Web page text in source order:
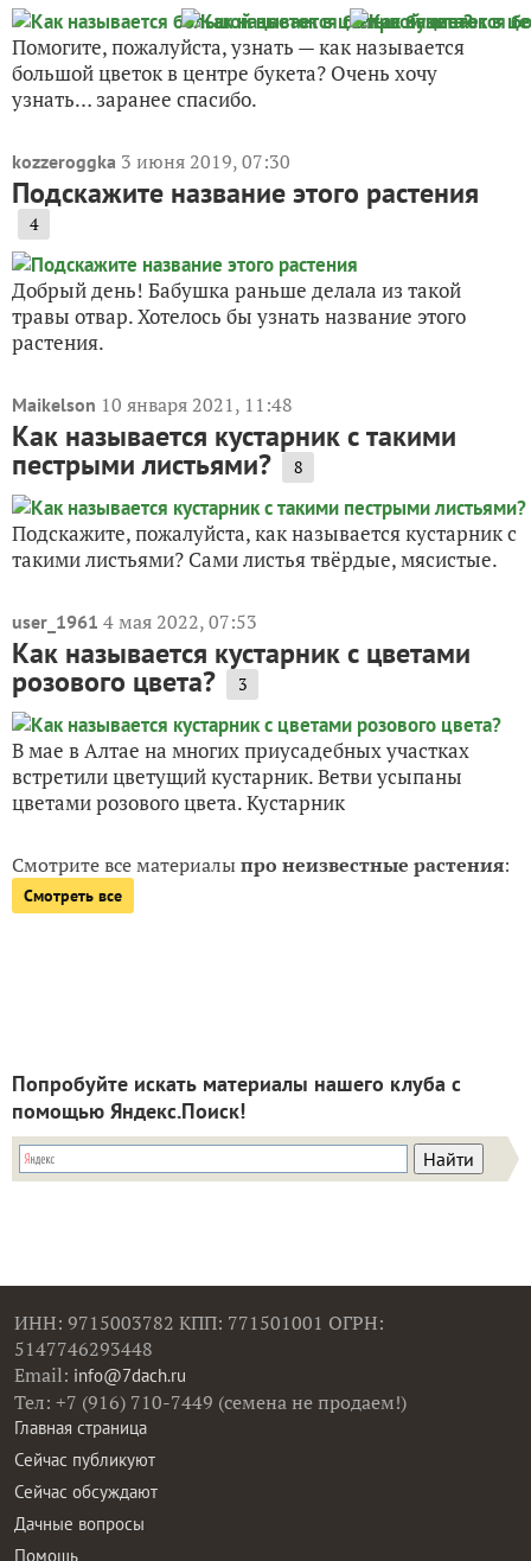
Помогите, пожалуйста, узнать — как называется
большой цветок в центре букета? Очень хочу
узнать… заранее спасибо.
kozzeroggka 3 июня 2019, 07:30
Подскажите название этого растения
4
Добрый день! Бабушка раньше делала из такой
травы отвар. Хотелось бы узнать название этого
растения.
Maikelson 10 января 2021, 11:48
Как называется кустарник с такими
пестрыми листьями? 8
Подскажите, пожалуйста, как называется кустарник с
такими листьями? Сами листья твёрдые, мясистые.
user_1961 4 мая 2022, 07:53
Как называется кустарник с цветами
розового цвета? 3
В мае в Алтае на многих приусадебных участках
встретили цветущий кустарник. Ветви усыпаны
цветами розового цвета. Кустарник
Смотрите все материалыпро неизвестные растения:
Смотреть все
Попробуйте искать материалы нашего клуба с
помощью Яндекс.Поиск!
ИНН: 9715003782 КПП: 771501001 ОГРН:
5147746293448
Email: info@7dach.ru
Тел: +7 (916) 710-7449 (семена не продаем!)
Главная страница
Сейчас публикуют
Сейчас обсуждают
Дачные вопросы
Помощь